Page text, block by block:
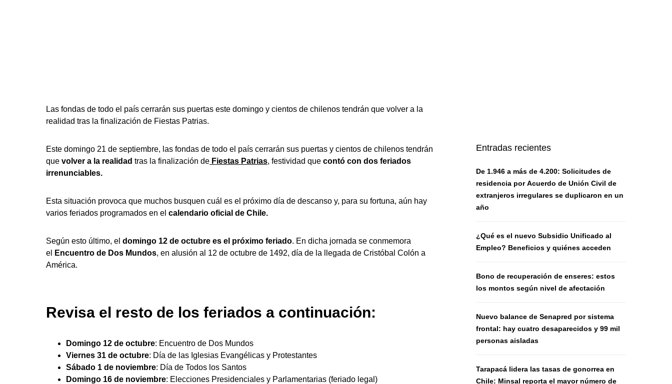
Las fondas de todo el país cerrarán sus puertas este domingo y cientos de chilenos tendrán que volver a la
realidad tras la finalización de Fiestas Patrias.
Este domingo 21 de septiembre, las fondas de todo el país cerrarán sus puertas y cientos de chilenos tendrán
que volver a la realidad tras la finalización de Fiestas Patrias, festividad que contó con dos feriados
irrenunciables.
Esta situación provoca que muchos busquen cuál es el próximo día de descanso y, para su fortuna, aún hay
varios feriados programados en el calendario oficial de Chile.
Según esto último, el domingo 12 de octubre es el próximo feriado. En dicha jornada se conmemora
el
Encuentro de Dos Mundos, en alusión al 12 de octubre de 1492, día de la llegada de Cristóbal Colón a
América.
Revisa el resto de los feriados a continuación:
Domingo 12 de octubre: Encuentro de Dos Mundos
Viernes 31 de octubre: Día de las Iglesias Evangélicas y Protestantes
Sábado 1 de noviembre: Día de Todos los Santos
Domingo 16 de noviembre: Elecciones Presidenciales y Parlamentarias (feriado legal)
Entradas recientes
De 1.946 a más de 4.200: Solicitudes de
residencia por Acuerdo de Unión Civil de
extranjeros irregulares se duplicaron en un
año
¿Qué es el nuevo Subsidio Unificado al
Empleo? Beneficios y quiénes acceden
Bono de recuperación de enseres: estos
los montos según nivel de afectación
Nuevo balance de Senapred por sistema
frontal: hay cuatro desaparecidos y 99 mil
personas aisladas
Tarapacá lidera las tasas de gonorrea en
Chile: Minsal reporta el mayor número de